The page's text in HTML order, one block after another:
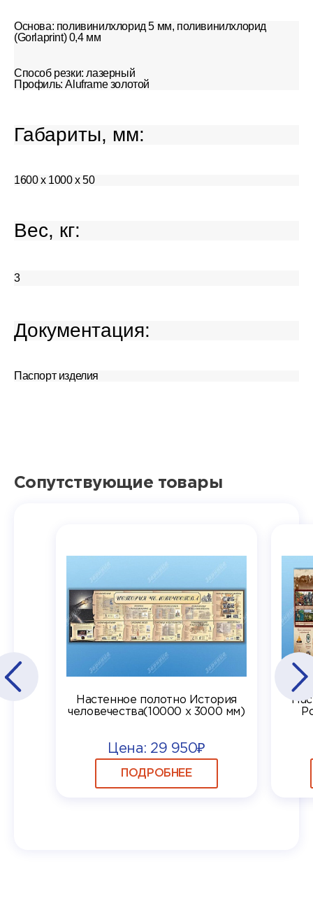
Основа: поливинилхлорид 5 мм, поливинилхлорид
(Gorlaprint) 0,4 мм
Способ резки: лазерный
Профиль: Aluframe золотой
Габариты, мм:
1600 х 1000 х 50
Вес, кг:
3
Документация:
Паспорт изделия
Сопутствующие товары
Настенное полотно История
человечества(10000 х 3000 мм)
Цена: 29 950₽
ПОДРОБНЕЕ